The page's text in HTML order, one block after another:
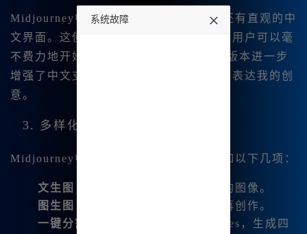
Midjourney中文版不仅支持中文输入，还有直观的中
文界面。这使得我这些对英语不太熟悉的用户可以毫
不费力地开始绘画。🔥此次更新的
V6. 1版本进一步
增强了中文支持能力，让我可以更轻松地表达我的创
意。
3. 多样化的功能
Midjourney中文版提供了丰富的功能，如以下几项：
文生图
：根据文字描述生成高质量的图像。
图生图
：基于已有图像进行改造和再创作。
一键分割、下载
：轻松处理图 images，生成四
系统故障